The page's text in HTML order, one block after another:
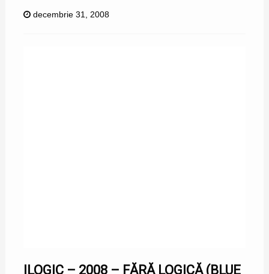
decembrie 31, 2008
ILOGIC – 2008 – FĂRĂ LOGICĂ (BLUE